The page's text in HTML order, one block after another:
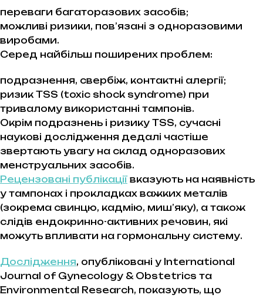
переваги багаторазових засобів;
можливі ризики, пов’язані з одноразовими
виробами.
Серед найбільш поширених проблем:
подразнення, свербіж, контактні алергії;
ризик TSS (toxic shock syndrome) при
тривалому використанні тампонів.
​​Окрім подразнень і ризику TSS, сучасні
наукові дослідження дедалі частіше
звертають увагу на склад одноразових
менструальних засобів.
Рецензовані публікації вказують на наявність
у тампонах і прокладках важких металів
(зокрема свинцю, кадмію, миш’яку), а також
слідів ендокринно-активних речовин, які
можуть впливати на гормональну систему.
Дослідження, опубліковані у International
Journal of Gynecology & Obstetrics та
Environmental Research, показують, що